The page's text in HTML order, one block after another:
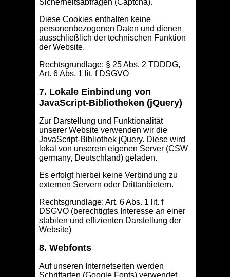
Sicherheitsabfragen (Captcha).
Diese Cookies enthalten keine
personenbezogenen Daten und dienen
ausschließlich der technischen Funktion
der Website.
Rechtsgrundlage: § 25 Abs. 2 TDDDG,
Art. 6 Abs. 1 lit. f DSGVO
7. Lokale Einbindung von
JavaScript-Bibliotheken (jQuery)
Zur Darstellung und Funktionalität
unserer Website verwenden wir die
JavaScript-Bibliothek jQuery. Diese wird
lokal von unserem eigenen Server (CSW
germany, Deutschland) geladen.
Es erfolgt hierbei keine Verbindung zu
externen Servern oder Drittanbietern.
Rechtsgrundlage: Art. 6 Abs. 1 lit. f
DSGVO (berechtigtes Interesse an einer
stabilen und effizienten Darstellung der
Website)
8. Webfonts
Auf unseren Internetseiten werden